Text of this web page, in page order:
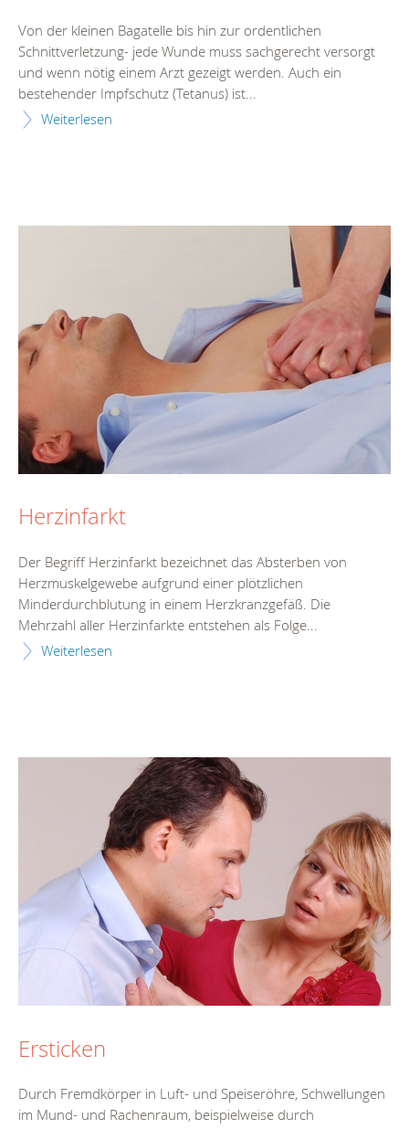
Von der kleinen Bagatelle bis hin zur ordentlichen
Schnittverletzung- jede Wunde muss sachgerecht versorgt
und wenn nötig einem Arzt gezeigt werden. Auch ein
bestehender Impfschutz (Tetanus) ist...
Weiterlesen
Herzinfarkt
Der Begriff Herzinfarkt bezeichnet das Absterben von
Herzmuskelgewebe aufgrund einer plötzlichen
Minderdurchblutung in einem Herzkranzgefäß. Die
Mehrzahl aller Herzinfarkte entstehen als Folge...
Weiterlesen
Ersticken
Durch Fremdkörper in Luft- und Speiseröhre, Schwellungen
im Mund- und Rachenraum, beispielweise durch